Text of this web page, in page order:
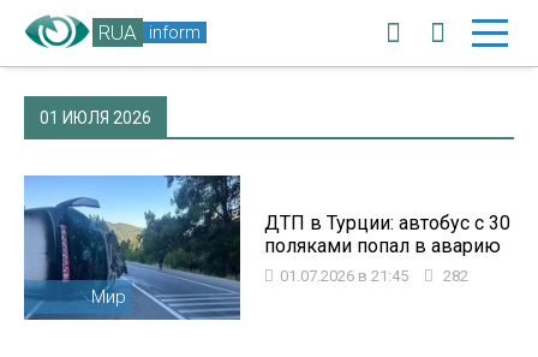
RUA inform
01 ИЮЛЯ 2026
Мир
ДТП в Турции: автобус с 30
поляками попал в аварию
01.07.2026 в 21:45 282